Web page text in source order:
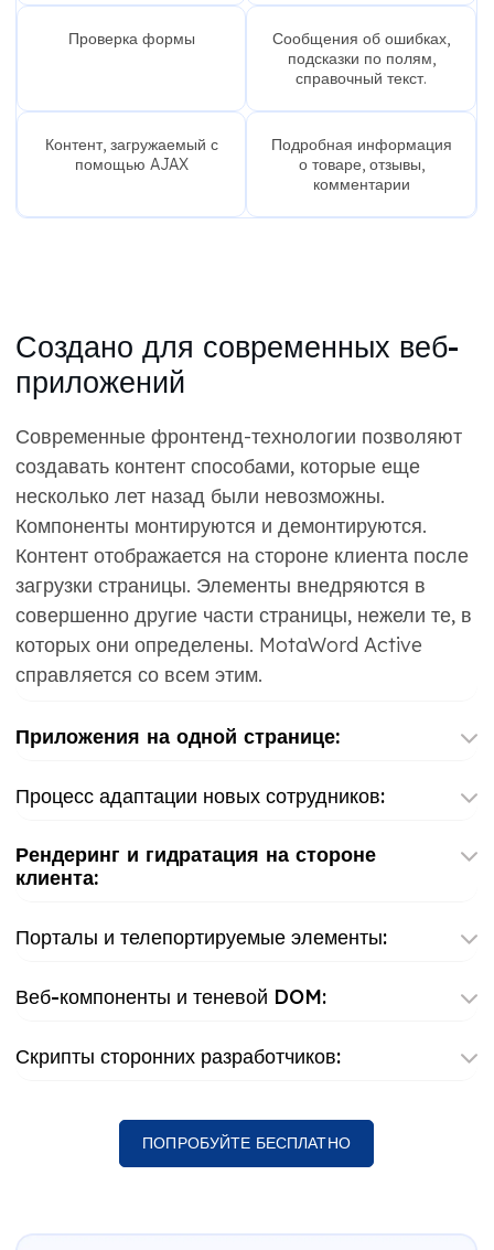
Проверка формы
Сообщения об ошибках,
подсказки по полям,
справочный текст.
Контент, загружаемый с
помощью AJAX
Подробная информация
о товаре, отзывы,
комментарии
Создано для современных веб-
приложений
Современные фронтенд-технологии позволяют
создавать контент способами, которые еще
несколько лет назад были невозможны.
Компоненты монтируются и демонтируются.
Контент отображается на стороне клиента после
загрузки страницы. Элементы внедряются в
совершенно другие части страницы, нежели те, в
которых они определены. MotaWord Active
справляется со всем этим.
Приложения на одной странице:
Процесс адаптации новых сотрудников:
Рендеринг и гидратация на стороне
клиента:
Порталы и телепортируемые элементы:
Веб-компоненты и теневой DOM:
Скрипты сторонних разработчиков:
ПОПРОБУЙТЕ БЕСПЛАТНО